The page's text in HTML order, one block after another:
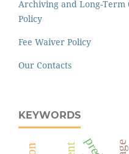
Archiving and Long-Term
Policy
Fee Waiver Policy
Our Contacts
KEYWORDS